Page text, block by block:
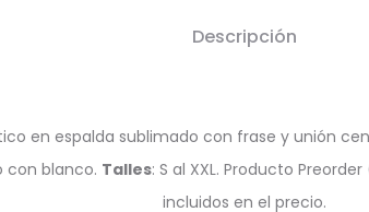
Descripción
en espalda sublimado con frase y unión
con blanco. Talles: S al XXL. Producto
incluidos en el precio.